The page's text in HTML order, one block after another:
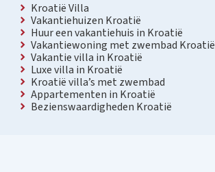
Kroatië Villa
Vakantiehuizen Kroatië
Huur een vakantiehuis in Kroatië
Vakantiewoning met zwembad Kroatië
Vakantie villa in Kroatië
Luxe villa in Kroatië
Kroatië villa’s met zwembad
Appartementen in Kroatië
Bezienswaardigheden Kroatië